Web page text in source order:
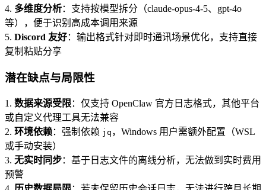
4. 多维度分析：支持按模型拆分（claude-opus-4-5、gpt-4o
等），便于识别高成本调用来源
5. Discord 友好：输出格式针对即时通讯场景优化，支持直接
复制粘贴分享
潜在缺点与局限性
1. 数据来源受限：仅支持 OpenClaw 官方日志格式，其他平台
或自定义代理工具无法兼容
2. 环境依赖：强制依赖 jq ，Windows 用户需额外配置（WSL
或手动安装）
3. 无实时同步：基于日志文件的离线分析，无法做到实时费用
预警